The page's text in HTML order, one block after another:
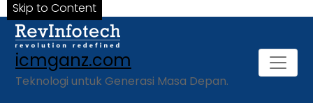
Skip to Content
icmganz.com
Teknologi untuk Generasi Masa Depan.